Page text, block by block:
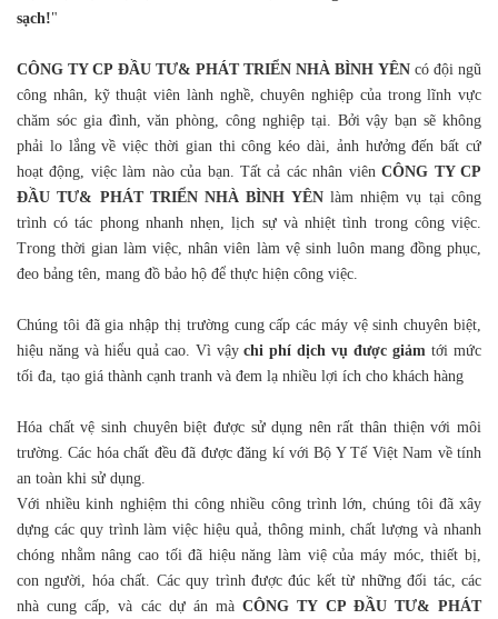
sạch!"
CÔNG TY CP ĐẦU TƯ& PHÁT TRIỂN NHÀ BÌNH YÊNcó đội ngũ
công nhân, kỹ thuật viên lành nghề, chuyên nghiệp của trong lĩnh vực
chăm sóc gia đình, văn phòng, công nghiệp tại. Bởi vậy bạn sẽ không
phải lo lắng về việc thời gian thi công kéo dài, ảnh hưởng đến bất cứ
hoạt động, việc làm nào của bạn. Tất cả các nhân viênCÔNG TY CP
ĐẦU TƯ& PHÁT TRIỂN NHÀ BÌNH YÊNlàm nhiệm vụ tại công
trình có tác phong nhanh nhẹn, lịch sự và nhiệt tình trong công việc.
Trong thời gian làm việc, nhân viên làm vệ sinh luôn mang đồng phục,
đeo bảng tên, mang đồ bảo hộ để thực hiện công việc.
Chúng tôi đã gia nhập thị trường cung cấp các máy vệ sinh chuyên biệt,
hiệu năng và hiểu quả cao. Vì vậychi phí dịch vụ được giảm tới mức
tối đa, tạo giá thành cạnh tranh và đem lạ nhiều lợi ích cho khách hàng
Hóa chất vệ sinh chuyên biệt được sử dụng nên rất thân thiện với môi
trường. Các hóa chất đều đã được đăng kí với Bộ Y Tế Việt Nam về tính
an toàn khi sử dụng.
Với nhiều kinh nghiệm thi công nhiều công trình lớn, chúng tôi đã xây
dựng các quy trình làm việc hiệu quả, thông minh, chất lượng và nhanh
chóng nhằm nâng cao tối đã hiệu năng làm việ của máy móc, thiết bị,
con người, hóa chất. Các quy trình được đúc kết từ những đối tác, các
nhà cung cấp, và các dự án màCÔNG TY CP ĐẦU TƯ& PHÁT